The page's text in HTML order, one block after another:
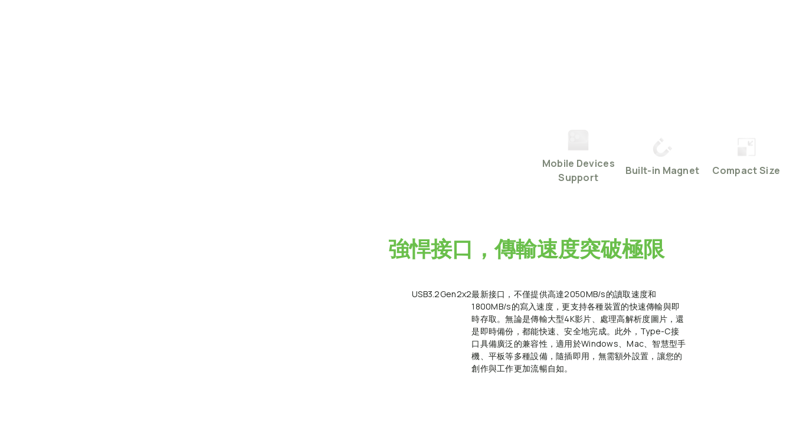
Mobile Devices
Support
Built-in Magnet CompactSize
強悍接口，傳輸速度突破極限
USB3.2Gen2x2最新接口，不僅提供高達2050MB/s的讀取速度和
1800MB/s的寫入速度，更支持各種裝置的快速傳輸與即
時存取。無論是傳輸大型4K影片、處理高解析度圖片，還
是即時備份，都能快速、安全地完成。此外，Type-C接
口具備廣泛的兼容性，適用於Windows、Mac、智慧型手
機、平板等多種設備，隨插即用，無需額外設置，讓您的
創作與工作更加流暢自如。